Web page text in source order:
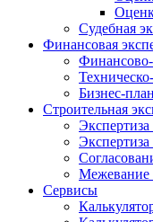
Судебная
Финансовая
Финансово-
Бизнес-
Строительная
Межевание
Сервисы